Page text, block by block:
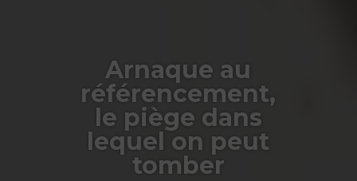
Arnaque au
référencement,
le piège dans
lequel on peut
tomber